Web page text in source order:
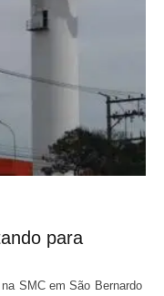
para
SMC em São Bernardo